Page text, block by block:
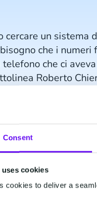
Consent
cookies
cookies to deliver a
cercare un sistema
che i
telefono che ci
Roberto
la